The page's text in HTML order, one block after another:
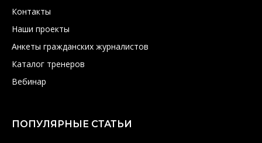
Контакты
Наши проекты
Анкеты гражданских журналистов
Каталог тренеров
Вебинар
ПОПУЛЯРНЫЕ СТАТЬИ